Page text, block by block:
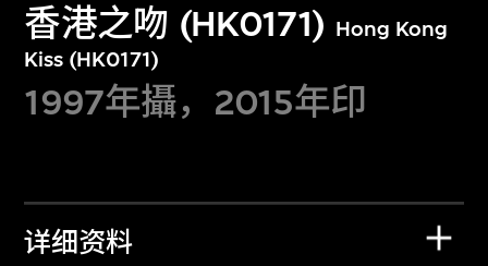
香港之吻 (HK0171) Hong Kong
Kiss (HK0171)
1997年攝，2015年印
详细资料